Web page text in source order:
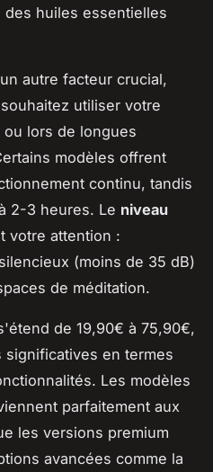
huiles essentielles
autre facteur crucial,
utiliser votre
lors de longues
modèles offrent
continu, tandis
2-3 heures. Le niveau
votre attention :
(moins de 35 dB)
de méditation.
de 19,90€ à 75,90€,
en termes
Les modèles
parfaitement aux
les versions premium
avancées comme la